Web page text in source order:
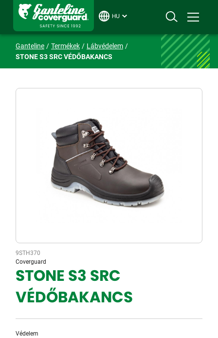
HU
Ganteline Termékek
Lábvédelem
STONE S3 SRC VÉDŐBAKANCS
9STH370
Coverguard
STONE S3 SRC
VÉDŐBAKANCS
Védelem